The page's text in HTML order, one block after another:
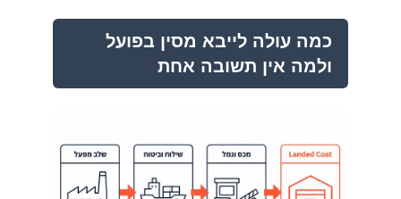
כמה עולה לייבא מסין בפועל
ולמה אין תשובה אחת